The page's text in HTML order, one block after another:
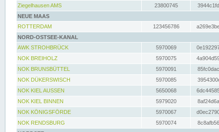
Ziegelhausen AMS
23800745
NEUE MAAS
ROTTERDAM
123456786
NORD-OSTSEE-KANAL
AWK STROHBRÜCK
5970069
NOK BREIHOLZ
5970075
NOK BRUNSBÜTTEL
5970091
NOK DÜKERSWISCH
5970085
NOK KIEL AUSSEN
5650068
NOK KIEL BINNEN
5979020
NOK KÖNIGSFÖRDE
5970067
NOK RENDSBURG
5970074